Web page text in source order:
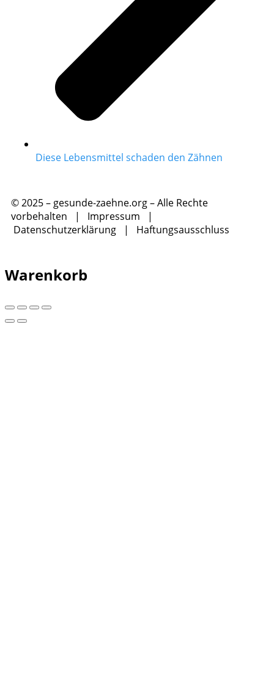
Diese Lebensmittel schaden den Zähnen
© 2025 – gesunde-zaehne.org – Alle Rechte
vorbehalten | Impressum |
Datenschutzerklärung | Haftungsausschluss
Warenkorb